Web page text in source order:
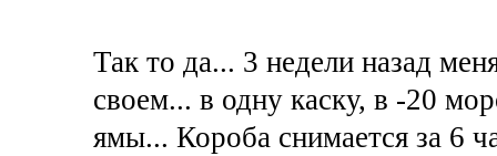
Так то да... 3 недели назад
своем... в одну каску, в -20
ямы... Короба снимается за 6